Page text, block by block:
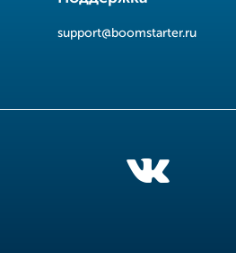
support@boomstarter.ru